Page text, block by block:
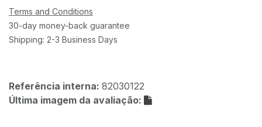
Terms and Conditions
30-day money-back guarantee
Shipping: 2-3 Business Days
Referência interna: 82030122
Última imagem da avaliação: